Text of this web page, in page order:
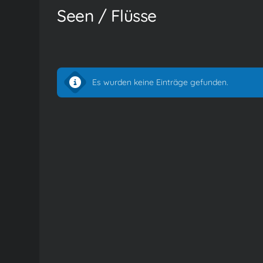
Seen / Flüsse
Es wurden keine Einträge gefunden.